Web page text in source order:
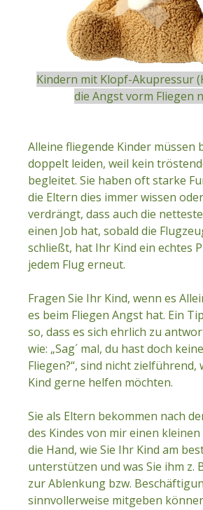
Kindern mit Klopf-Akupressur
die Angst vorm Fliegen
Alleine fliegende Kinder müssen
doppelt leiden, weil kein
begleitet. Sie haben oft starke
die Eltern dies immer wissen
verdrängt, dass auch die
einen Job hat, sobald die
schließt, hat Ihr Kind ein echtes
jedem Flug erneut.
Fragen Sie Ihr Kind, wenn es
es beim Fliegen Angst hat. Ein
so, dass es sich ehrlich zu
wie: „Sag´ mal, du hast doch
Fliegen?“, sind nicht zielführend,
Kind gerne helfen möchten.
Sie als Eltern bekommen nach
des Kindes von mir einen
die Hand, wie Sie Ihr Kind am
unterstützen und was Sie ihm z.
zur Ablenkung bzw.
sinnvollerweise mitgeben